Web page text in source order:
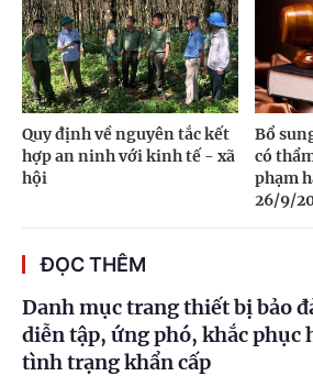
Quy định về nguyên tắc kết
hợp an ninh với kinh tế - xã
hội
Bổ
có
phạm
26/9/
ĐỌC THÊM
Danh mục trang thiết bị bảo
diễn tập, ứng phó, khắc phục
tình trạng khẩn cấp